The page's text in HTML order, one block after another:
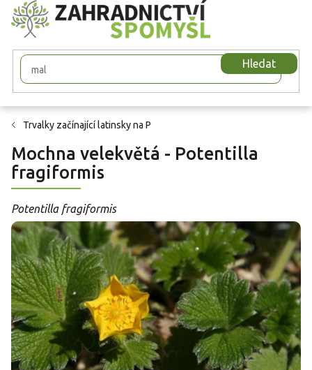
Přejít
na
obsah
Hledat
Trvalky začínající latinsky na P
Mochna velekvětá - Potentilla
fragiformis
Potentilla fragiformis